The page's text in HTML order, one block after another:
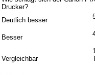
Drucker?
Deutlich besser
Besser
Vergleichbar